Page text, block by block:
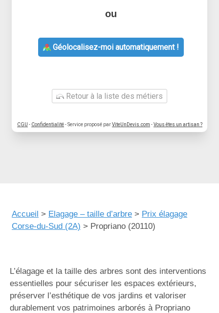
ou
Géolocalisez-moi automatiquement !
Retour à la liste des métiers
CGU - Confidentialité- Service proposé parViteUnDevis.com -Vous êtes un artisan ?
Accueil > Elagage – taille d’arbre > Prix élagage
Corse-du-Sud (2A) > Propriano (20110)
L’élagage et la taille des arbres sont des interventions
essentielles pour sécuriser les espaces extérieurs,
préserver l’esthétique de vos jardins et valoriser
durablement vos patrimoines arborés à Propriano